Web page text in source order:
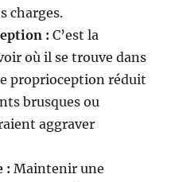
charges.
: C’est la
où il se trouve dans
proprioception réduit
brusques ou
aggraver
: Maintenir une